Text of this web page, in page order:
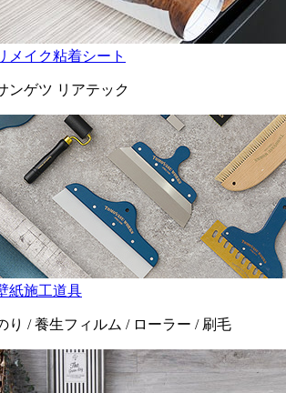
メイク粘着シート
ンゲツ リアテック
紙施工道具
り / 養生フィルム / ローラー / 刷毛